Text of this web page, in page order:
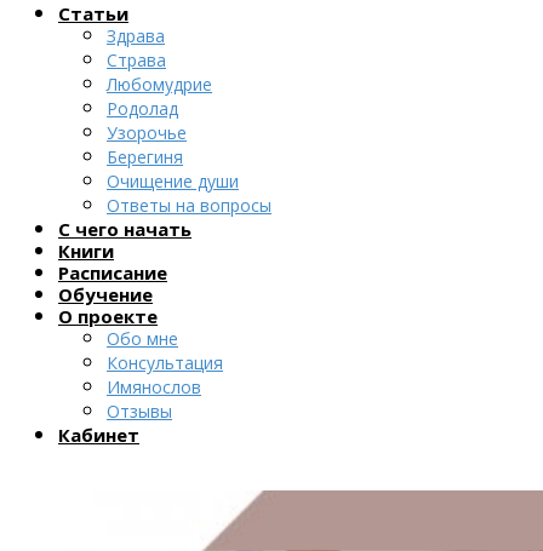
Статьи
Здрава
Страва
Любомудрие
Родолад
Узорочье
Берегиня
Очищение души
Ответы на вопросы
С чего начать
Книги
Расписание
Обучение
О проекте
Обо мне
Консультация
Имянослов
Отзывы
Кабинет